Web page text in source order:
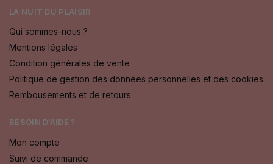
LA NUIT DU PLAISIR
Qui sommes-nous ?
Mentions légales
Condition générales de vente
Politique de gestion des données personnelles et des cookies
Rembousements et de retours
BESOIN D’AIDE ?
Mon compte
Suivi de commande